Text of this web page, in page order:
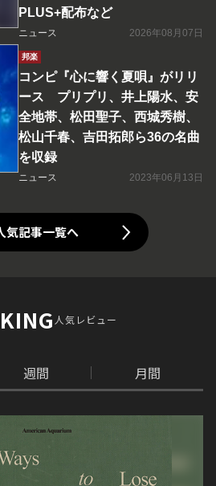
PLUS+配布など
ニュース 2026年08月07日
邦楽
コンピ『心に響く夏唄』がリリ
ース プリプリ、井上陽水、安
全地帯、松田聖子、西城秀樹、
松山千春、吉田拓郎ら36の名曲
を収録
ニュース 2023年06月13日
気記事一覧へ
人気レビュー
週間 月間